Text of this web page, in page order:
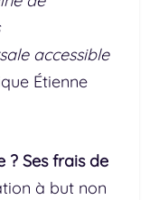
accessible
Étienne
? Ses frais de
à but non